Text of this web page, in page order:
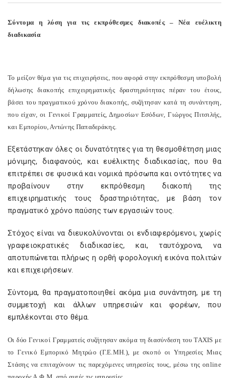
Σύντομα η λύση για τις εκπρόθεσμες διακοπές – Νέα ευέλικτη
διαδικασία
Το μείζον θέμα για τις επιχειρήσεις, που αφορά στην εκπρόθεσμη υποβολή
δήλωσης διακοπής επιχειρηματικής δραστηριότητας πέραν του έτους,
βάσει του πραγματικού χρόνου διακοπής, συζήτησαν κατά τη συνάντηση,
που είχαν, οι Γενικοί Γραμματείς, Δημοσίων Εσόδων, Γιώργος Πιτσιλής,
και Εμπορίου, Αντώνης Παπαδεράκης.
Εξετάστηκαν όλες οι δυνατότητες για τη θεσμοθέτηση μιας
μόνιμης, διαφανούς, και ευέλικτης διαδικασίας, που θα
επιτρέπει σε φυσικά και νομικά πρόσωπα και οντότητες να
προβαίνουν στην εκπρόθεσμη διακοπή της
επιχειρηματικής τους δραστηριότητας, με βάση τον
πραγματικό χρόνο παύσης των εργασιών τους.
Στόχος είναι να διευκολύνονται οι ενδιαφερόμενοι, χωρίς
γραφειοκρατικές διαδικασίες, και, ταυτόχρονα, να
αποτυπώνεται πλήρως η ορθή φορολογική εικόνα πολιτών
και επιχειρήσεων.
Σύντομα, θα πραγματοποιηθεί ακόμα μια συνάντηση, με τη
συμμετοχή και άλλων υπηρεσιών και φορέων, που
εμπλέκονται στο θέμα.
Οι δύο Γενικοί Γραμματείς συζήτησαν ακόμα τη διασύνδεση τουTAXIS με
το Γενικό Εμπορικό Μητρώο (Γ.Ε.ΜΗ.), με σκοπό οι Υπηρεσίες Μιας
Στάσης να επιταχύνουν τις παρεχόμενες υπηρεσίες τους, μέσω τηςonline